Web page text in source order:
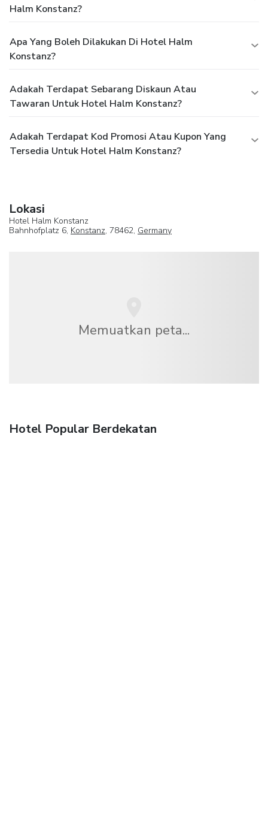
Halm Konstanz?
Apa Yang Boleh Dilakukan Di Hotel Halm
Konstanz?
Adakah Terdapat Sebarang Diskaun Atau
Tawaran Untuk Hotel Halm Konstanz?
Adakah Terdapat Kod Promosi Atau Kupon Yang
Tersedia Untuk Hotel Halm Konstanz?
Lokasi
Hotel Halm Konstanz
Bahnhofplatz 6, Konstanz, 78462, Germany
Memuatkan peta...
Hotel Popular Berdekatan